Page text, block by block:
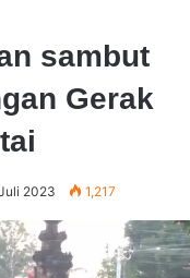
sambut
Gerak
2023 1,217